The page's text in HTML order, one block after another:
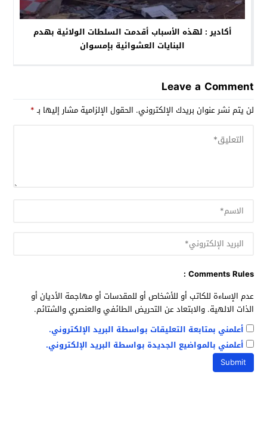
أكادير : لهذه الأسباب أقدمت السلطات الولائية بهدم
البنايات العشوائية بإمسوان
Leave a Comment
لن يتم نشر عنوان بريدك الإلكتروني. الحقول الإلزامية مشار إليها بـ*
Comments Rules :
عدم الإساءة للكاتب أو للأشخاص أو للمقدسات أو مهاجمة الأديان أو
الذات الالهية. والابتعاد عن التحريض الطائفي والعنصري والشتائم.
أعلمني بمتابعة التعليقات بواسطة البريد الإلكتروني.
أعلمني بالمواضيع الجديدة بواسطة البريد الإلكتروني.